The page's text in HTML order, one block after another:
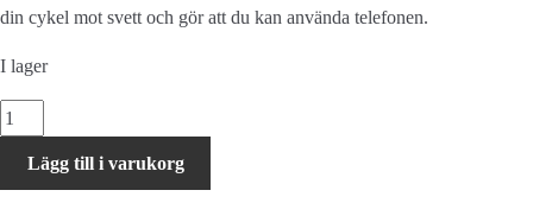
din cykel mot svett och gör att du kan använda telefonen.
I lager
Tacx
Svettskydd
mängdLägg till i varukorg